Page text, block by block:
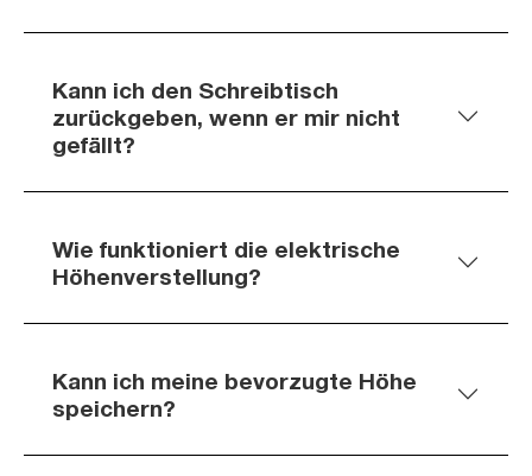
Kann ich den Schreibtisch
zurückgeben, wenn er mir nicht
gefällt?
Wie funktioniert die elektrische
Höhenverstellung?
Kann ich meine bevorzugte Höhe
speichern?